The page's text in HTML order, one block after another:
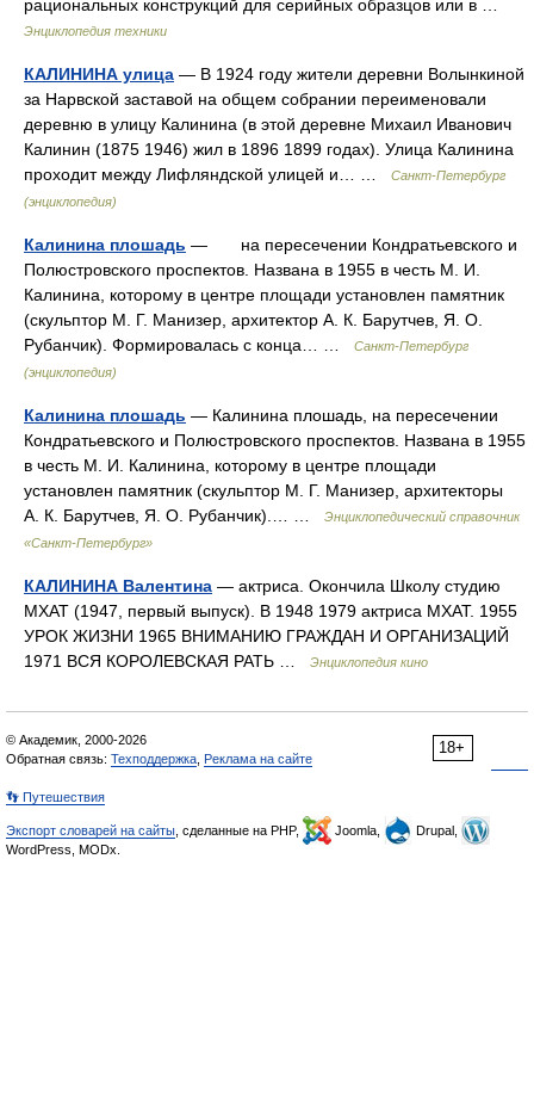
рациональных конструкций для серийных образцов или в …
Энциклопедия техники
КАЛИНИНА улица — В 1924 году жители деревни Волынкиной
за Нарвской заставой на общем собрании переименовали
деревню в улицу Калинина (в этой деревне Михаил Иванович
Калинин (1875 1946) жил в 1896 1899 годах). Улица Калинина
проходит между Лифляндской улицей и… …
Санкт-Петербург
(энциклопедия)
Калинина плошадь — на пересечении Кондратьевского и
Полюстровского проспектов. Названа в 1955 в честь М. И.
Калинина, которому в центре площади установлен памятник
(скульптор М. Г. Манизер, архитектор А. К. Барутчев, Я. О.
Рубанчик). Формировалась с конца… …
Санкт-Петербург
(энциклопедия)
Калинина плошадь — Калинина плошадь, на пересечении
Кондратьевского и Полюстровского проспектов. Названа в 1955
в честь М. И. Калинина, которому в центре площади
установлен памятник (скульптор М. Г. Манизер, архитекторы
А. К. Барутчев, Я. О. Рубанчик).… …
Энциклопедический справочник
«Санкт-Петербург»
КАЛИНИНА Валентина — актриса. Окончила Школу студию
МХАТ (1947, первый выпуск). В 1948 1979 актриса МХАТ. 1955
УРОК ЖИЗНИ 1965 ВНИМАНИЮ ГРАЖДАН И ОРГАНИЗАЦИЙ
1971 ВСЯ КОРОЛЕВСКАЯ РАТЬ …
Энциклопедия кино
18+
© Академик, 2000-2026
Обратная связь: Техподдержка Реклама на сайте
👣 Путешествия
Экспорт словарей на сайты , сделанные на PHP, Joomla,
Drupal,
WordPress, MODx.